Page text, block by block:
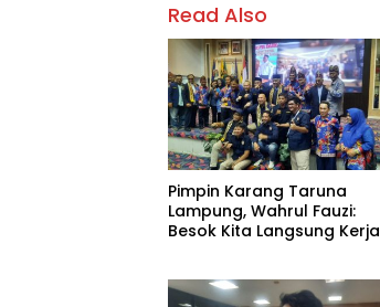
Read Also
Pimpin Karang Taruna
Lampung, Wahrul Fauzi:
Besok Kita Langsung Kerja